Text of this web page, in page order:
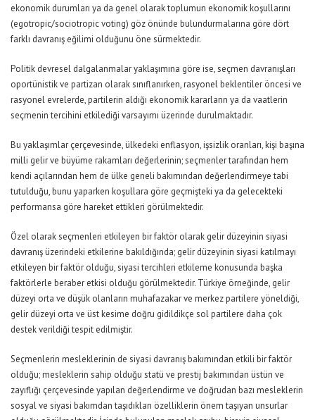
ekonomik durumları ya da genel olarak toplumun ekonomik koşullarını
(egotropic/sociotropic voting) göz önünde bulundurmalarına göre dört
farklı davranış eğilimi olduğunu öne sürmektedir.
Politik devresel dalgalanmalar yaklaşımına göre ise, seçmen davranışları
oportünistik ve partizan olarak sınıflanırken, rasyonel beklentiler öncesi ve
rasyonel evrelerde, partilerin aldığı ekonomik kararların ya da vaatlerin
seçmenin tercihini etkilediği varsayımı üzerinde durulmaktadır.
Bu yaklaşımlar çerçevesinde, ülkedeki enflasyon, işsizlik oranları, kişi başına
milli gelir ve büyüme rakamları değerlerinin; seçmenler tarafından hem
kendi açılarından hem de ülke geneli bakımından değerlendirmeye tabi
tutulduğu, bunu yaparken koşullara göre geçmişteki ya da gelecekteki
performansa göre hareket ettikleri görülmektedir.
Özel olarak seçmenleri etkileyen bir faktör olarak gelir düzeyinin siyasi
davranış üzerindeki etkilerine bakıldığında; gelir düzeyinin siyasi katılmayı
etkileyen bir faktör olduğu, siyasi tercihleri etkileme konusunda başka
faktörlerle beraber etkisi olduğu görülmektedir. Türkiye örneğinde, gelir
düzeyi orta ve düşük olanların muhafazakar ve merkez partilere yöneldiği,
gelir düzeyi orta ve üst kesime doğru gidildikçe sol partilere daha çok
destek verildiği tespit edilmiştir.
Seçmenlerin mesleklerinin de siyasi davranış bakımından etkili bir faktör
olduğu; mesleklerin sahip olduğu statü ve prestij bakımından üstün ve
zayıflığı çerçevesinde yapılan değerlendirme ve doğrudan bazı mesleklerin
sosyal ve siyasi bakımdan taşıdıkları özelliklerin önem taşıyan unsurlar